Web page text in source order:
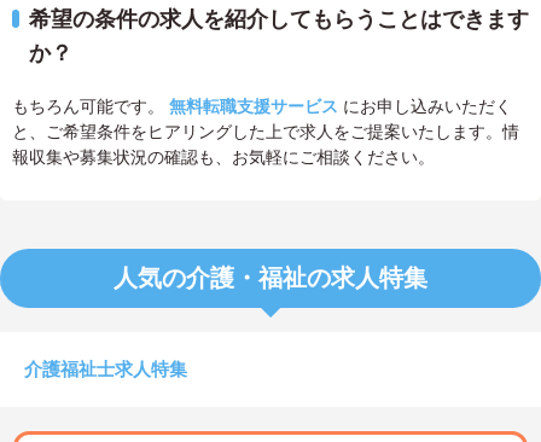
希望の条件の求人を紹介してもらうことはできます
か？
もちろん可能です。 無料転職支援サービス にお申し込みいただく
と、ご希望条件をヒアリングした上で求人をご提案いたします。情
報収集や募集状況の確認も、お気軽にご相談ください。
人気の介護・福祉の求人特集
介護福祉士求人特集